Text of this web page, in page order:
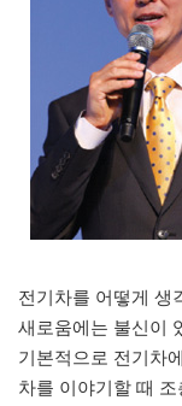
전기차를 어떻게 생
새로움에는 불신이
기본적으로 전기차
차를 이야기할 때